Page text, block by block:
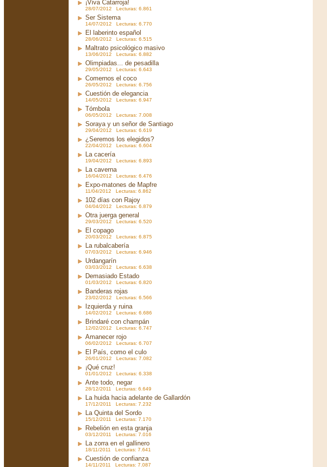
¡Viva Catarroja!
28/07/2012 Lecturas: 6.861
Ser Sistema
14/07/2012 Lecturas: 6.770
El laberinto español
28/06/2012 Lecturas: 6.515
Maltrato psicológico masivo
13/06/2012 Lecturas: 6.882
Olimpiadas... de pesadilla
29/05/2012 Lecturas: 6.643
Comernos el coco
26/05/2012 Lecturas: 6.756
Cuestión de elegancia
14/05/2012 Lecturas: 6.947
Tómbola
06/05/2012 Lecturas: 7.008
Soraya y un señor de Santiago
29/04/2012 Lecturas: 6.619
¿Seremos los elegidos?
22/04/2012 Lecturas: 6.604
La cacería
19/04/2012 Lecturas: 6.893
La caverna
16/04/2012 Lecturas: 6.476
Expo-matones de Mapfre
11/04/2012 Lecturas: 6.862
102 días con Rajoy
04/04/2012 Lecturas: 6.879
Otra juerga general
29/03/2012 Lecturas: 6.520
El copago
20/03/2012 Lecturas: 6.875
La rubalcabería
07/03/2012 Lecturas: 6.946
Urdangarín
03/03/2012 Lecturas: 6.638
Demasiado Estado
01/03/2012 Lecturas: 6.820
Banderas rojas
23/02/2012 Lecturas: 6.566
Izquierda y ruina
14/02/2012 Lecturas: 6.686
Brindaré con champán
12/02/2012 Lecturas: 6.747
Amanecer rojo
06/02/2012 Lecturas: 6.707
El País, como el culo
26/01/2012 Lecturas: 7.082
¡Qué cruz!
01/01/2012 Lecturas: 6.338
Ante todo, negar
28/12/2011 Lecturas: 6.649
La huida hacia adelante de Gallardón
17/12/2011 Lecturas: 7.232
La Quinta del Sordo
15/12/2011 Lecturas: 7.170
Rebelión en esta granja
03/12/2011 Lecturas: 7.016
La zorra en el gallinero
18/11/2011 Lecturas: 7.641
Cuestión de confianza
14/11/2011 Lecturas: 7.087